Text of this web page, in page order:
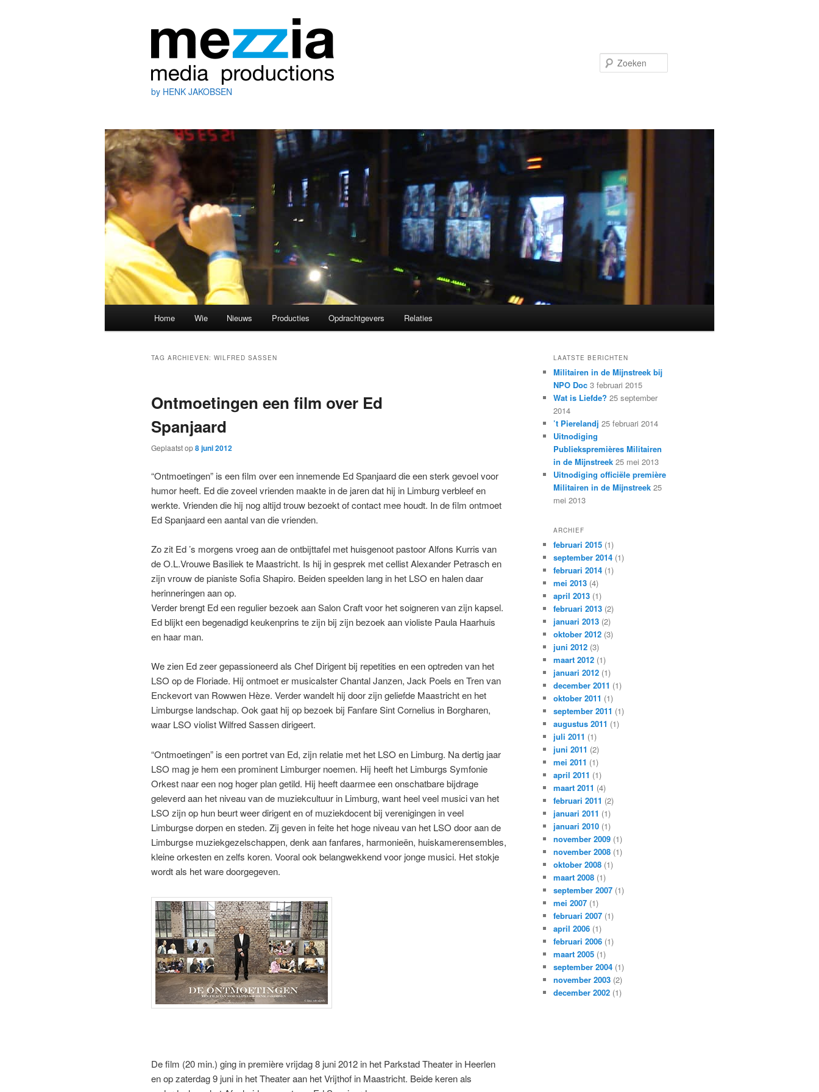
by HENK JAKOBSEN
Spring
primaire
inhoud
Spring
secundaire
inhoud
Home Wie Nieuws Producties Opdrachtgevers Relaties
TAG ARCHIEVEN: WILFRED SASSEN
Ontmoetingen een film over Ed
Spanjaard
Geplaatst op8 juni 2012
“Ontmoetingen” is een film over een innemende Ed Spanjaard die een sterk gevoel voor
humor heeft. Ed die zoveel vrienden maakte in de jaren dat hij in Limburg verbleef en
werkte. Vrienden die hij nog altijd trouw bezoekt of contact mee houdt. In de film ontmoet
Ed Spanjaard een aantal van die vrienden.
Zo zit Ed ’s morgens vroeg aan de ontbijttafel met huisgenoot pastoor Alfons Kurris van
de O.L.Vrouwe Basiliek te Maastricht. Is hij in gesprek met cellist Alexander Petrasch en
zijn vrouw de pianiste Sofia Shapiro. Beiden speelden lang in het LSO en halen daar
herinneringen aan op.
Verder brengt Ed een regulier bezoek aan Salon Craft voor het soigneren van zijn kapsel.
Ed blijkt een begenadigd keukenprins te zijn bij zijn bezoek aan violiste Paula Haarhuis
en haar man.
We zien Ed zeer gepassioneerd als Chef Dirigent bij repetities en een optreden van het
LSO op de Floriade. Hij ontmoet er musicalster Chantal Janzen, Jack Poels en Tren van
Enckevort van Rowwen Hèze. Verder wandelt hij door zijn geliefde Maastricht en het
Limburgse landschap. Ook gaat hij op bezoek bij Fanfare Sint Cornelius in Borgharen,
waar LSO violist Wilfred Sassen dirigeert.
“Ontmoetingen” is een portret van Ed, zijn relatie met het LSO en Limburg. Na dertig jaar
LSO mag je hem een prominent Limburger noemen. Hij heeft het Limburgs Symfonie
Orkest naar een nog hoger plan getild. Hij heeft daarmee een onschatbare bijdrage
geleverd aan het niveau van de muziekcultuur in Limburg, want heel veel musici van het
LSO zijn op hun beurt weer dirigent en of muziekdocent bij verenigingen in veel
Limburgse dorpen en steden. Zij geven in feite het hoge niveau van het LSO door aan de
Limburgse muziekgezelschappen, denk aan fanfares, harmonieën, huiskamerensembles,
kleine orkesten en zelfs koren. Vooral ook belangwekkend voor jonge musici. Het stokje
wordt als het ware doorgegeven.
De film (20 min.) ging in première vrijdag 8 juni 2012 in het Parkstad Theater in Heerlen
en op zaterdag 9 juni in het Theater aan het Vrijthof in Maastricht. Beide keren als
LAATSTE BERICHTEN
Militairen in de Mijnstreek bij
NPO Doc 3 februari 2015
Wat is Liefde? 25 september
2014
’t Pierelandj 25 februari 2014
Uitnodiging
Publiekspremières Militairen
in de Mijnstreek 25 mei 2013
Uitnodiging officiële première
Militairen in de Mijnstreek 25
mei 2013
ARCHIEF
februari 2015 (1)
september 2014 (1)
februari 2014 (1)
mei 2013 (4)
april 2013 (1)
februari 2013 (2)
januari 2013 (2)
oktober 2012 (3)
juni 2012 (3)
maart 2012 (1)
januari 2012 (1)
december 2011 (1)
oktober 2011 (1)
september 2011 (1)
augustus 2011 (1)
juli 2011 (1)
juni 2011 (2)
mei 2011 (1)
april 2011 (1)
maart 2011 (4)
februari 2011 (2)
januari 2011 (1)
januari 2010 (1)
november 2009 (1)
november 2008 (1)
oktober 2008 (1)
maart 2008 (1)
september 2007 (1)
mei 2007 (1)
februari 2007 (1)
april 2006 (1)
februari 2006 (1)
maart 2005 (1)
september 2004 (1)
november 2003 (2)
december 2002 (1)